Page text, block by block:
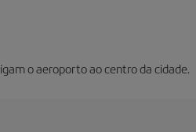
o aeroporto ao centro da cidade.